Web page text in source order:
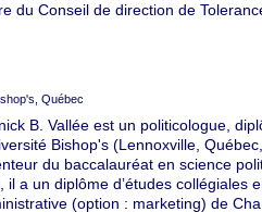
du Conseil de direction de
Québec
B. Vallée est un politicologue,
Bishop's (Lennoxville,
du baccalauréat en science
il a un diplôme d’études collégiales
(option : marketing) de